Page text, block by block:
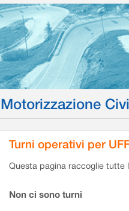
Turni operativi per
Questa pagina raccoglie tutte
Non ci sono turni